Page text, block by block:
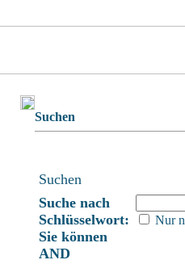
Suchen
Suchen
Suche nach
Schlüsselwort:
Sie können
AND
Nur